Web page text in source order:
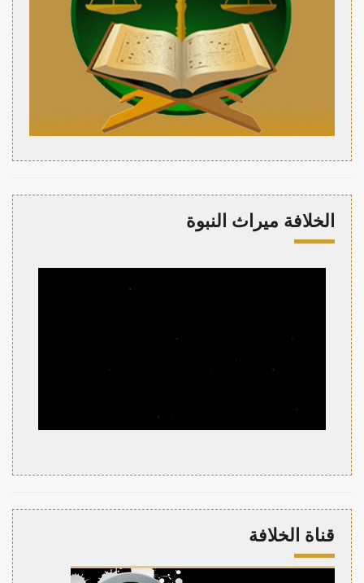
الخلافة ميراث النبوة
قناة الخلافة